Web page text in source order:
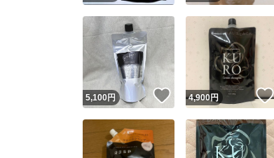
5,100円 いいね！
4,900円